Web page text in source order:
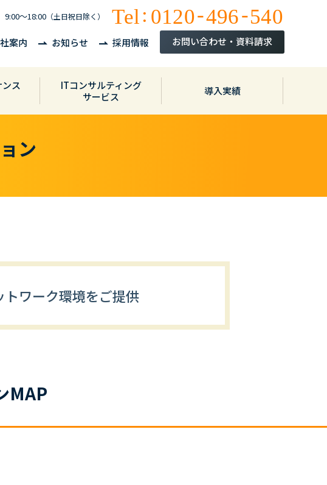
9:00〜18:00 （土日祝日除く） Tel 0120 496 540
案内 お知らせ 採用情報 お問い合わせ・資料請求
ス
ITコンサルティング
サービス
導入実績
ン
トワーク環境をご提供
MAP